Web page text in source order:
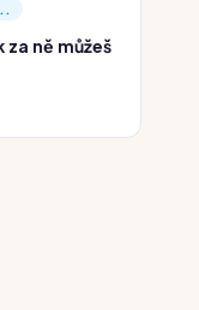
ně můžeš